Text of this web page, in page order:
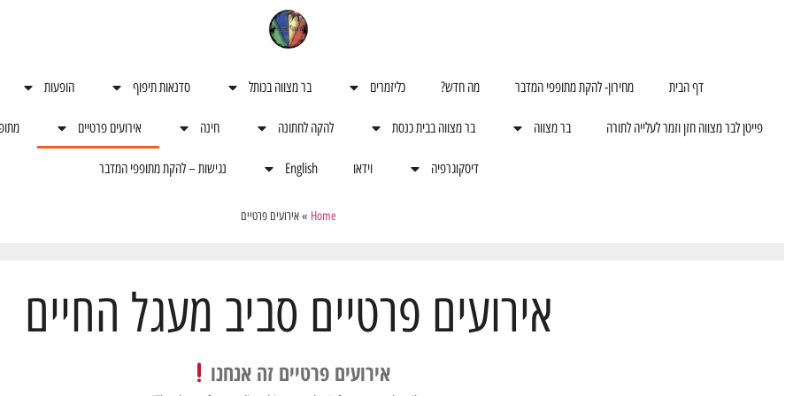
דף הבית מחירון- להקת מתופפי המדבר מה חדש? כליזמרים בר מצווה בכותל סדנאות תיפוף הופעות
פייטן לבר מצווה חזן וזמר לעלייה לתורה בר מצווה בר מצווה בבית כנסת להקה לחתונה חינה אירועים פרטיים
דיסקוגרפיה וידאו English נגישות – להקת מתופפי המדבר
Home
»אירועים פרטיים
אירועים פרטיים סביב מעגל החיים
אירועים פרטיים זה אנחנו